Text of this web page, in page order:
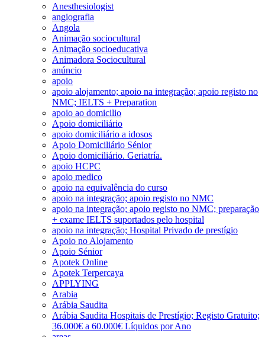
Anesthesiologist
angiografia
Angola
Animação sociocultural
Animação socioeducativa
Animadora Sociocultural
anúncio
apoio
apoio alojamento; apoio na integração; apoio registo no
NMC; IELTS + Preparation
apoio ao domicilio
Apoio domiciliário
apoio domiciliário a idosos
Apoio Domiciliário Sénior
Apoio domiciliário. Geriatría.
apoio HCPC
apoio medico
apoio na equivalência do curso
apoio na integração; apoio registo no NMC
apoio na integração; apoio registo no NMC; preparação
+ exame IELTS suportados pelo hospital
apoio na integração; Hospital Privado de prestígio
Apoio no Alojamento
Apoio Sénior
Apotek Online
Apotek Terpercaya
APPLYING
Arabia
Arábia Saudita
Arábia Saudita Hospitais de Prestígio; Registo Gratuito;
36.000€ a 60.000€ Líquidos por Ano